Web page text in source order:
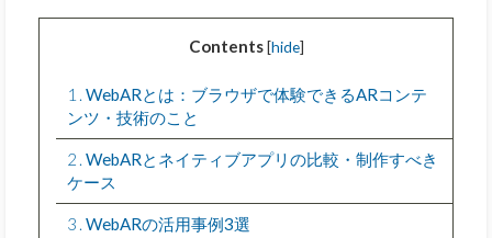
Contents [hide]
1
WebARとは：ブラウザで体験できるARコンテ
ンツ・技術のこと
2 WebARとネイティブアプリの比較・制作すべき
ケース
3 WebARの活用事例3選